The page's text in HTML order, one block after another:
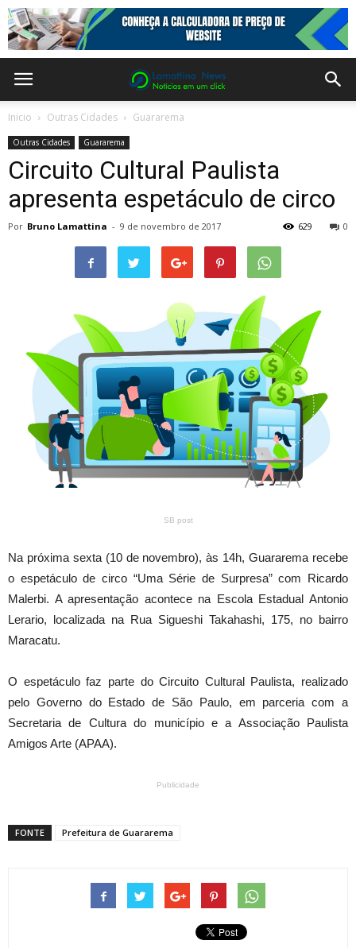
Inicio Outras Cidades Guararema
Outras Cidades Guararema
Circuito Cultural Paulista
apresenta espetáculo de circo
Por Bruno Lamattina - 9 de novembro de 2017 0
629
SB post
Na próxima sexta (10 de novembro), às 14h, Guararema recebe
o espetáculo de circo “Uma Série de Surpresa” com Ricardo
Malerbi. A apresentação acontece na Escola Estadual Antonio
Lerario, localizada na Rua Sigueshi Takahashi, 175, no bairro
Maracatu.
O espetáculo faz parte do Circuito Cultural Paulista, realizado
pelo Governo do Estado de São Paulo, em parceria com a
Secretaria de Cultura do município e a Associação Paulista
Amigos Arte (APAA).
Publicidade
FONTE Prefeitura de Guararema